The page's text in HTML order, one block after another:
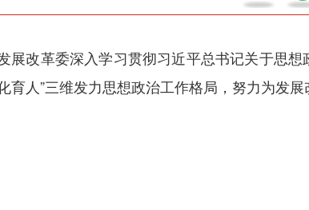
改革委深入学习贯彻习近平总书记关于思
人”三维发力思想政治工作格局，努力为发